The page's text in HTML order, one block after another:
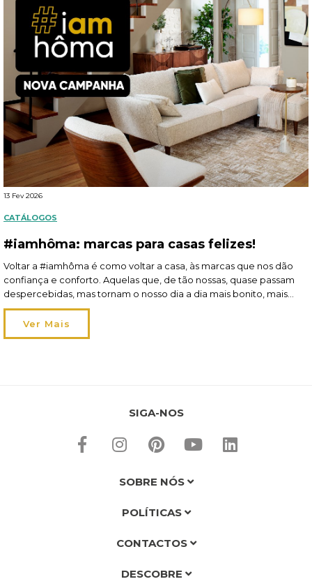
13 Fev 2026
CATÁLOGOS
#iamhôma: marcas para casas felizes!
Voltar a #iamhôma é como voltar a casa, às marcas que nos dão
confiança e conforto. Aquelas que, de tão nossas, quase passam
despercebidas, mas tornam o nosso dia a dia mais bonito, mais
funcional e mais feliz. Claro que falamos de Atmosphera, 5five e
Hespéride! São estas três marcas que dão vida aos nossos […]
Ver Mais
SIGA-NOS
SOBRE NÓS
POLÍTICAS
CONTACTOS
DESCOBRE